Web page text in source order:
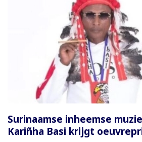
Surinaamse inheemse
Kariñha Basi krijgt